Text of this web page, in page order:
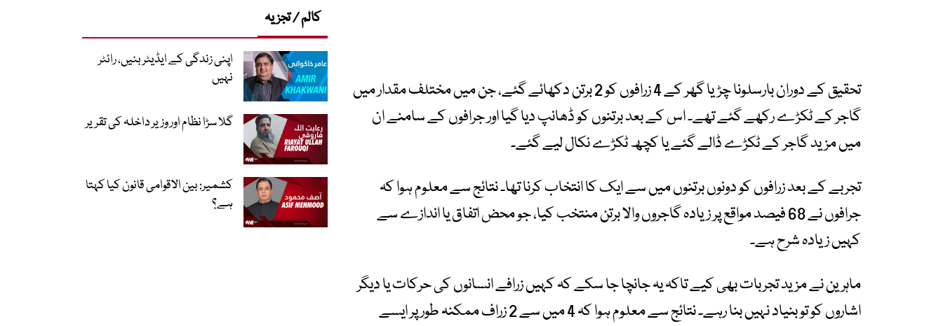
تحقیق کے دوران بارسلونا چڑیا گھر کے 4 زرافوں کو 2 برتن دکھائے گئے، جن میں مختلف مقدار میں
گاجر کے ٹکڑے رکھے گئے تھے۔ اس کے بعد برتنوں کو ڈھانپ دیا گیا اور جرافوں کے سامنے ان
میں مزید گاجر کے ٹکڑے ڈالے گئے یا کچھ ٹکڑے نکال لیے گئے۔
تجربے کے بعد زرافوں کو دونوں برتنوں میں سے ایک کا انتخاب کرنا تھا۔ نتائج سے معلوم ہوا کہ
جرافوں نے 68 فیصد مواقع پر زیادہ گاجروں والا برتن منتخب کیا، جو محض اتفاق یا اندازے سے
کہیں زیادہ شرح ہے۔
ماہرین نے مزید تجربات بھی کیے تاکہ یہ جانچا جا سکے کہ کہیں زرافے انسانوں کی حرکات یا دیگر
اشاروں کو تو بنیاد نہیں بنا رہے۔ نتائج سے معلوم ہوا کہ 4 میں سے 2 زراف ممکنہ طور پر ایسے
کالم / تجزیہ
اپنی زندگی کے ایڈیٹر بنیں، رائٹر
نہیں
گلا سڑا نظام اور وزیر داخلہ کی تقریر
کشمیر: بین الاقوامی قانون کیا کہتا
ہے؟